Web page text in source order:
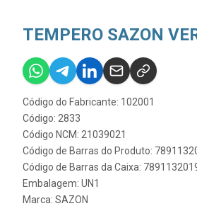
TEMPERO SAZON
Código do Fabricante: 102001
Código: 2833
Código NCM: 21039021
Código de Barras do Produto:
Código de Barras da Caixa:
Embalagem: UN1
Marca: SAZON